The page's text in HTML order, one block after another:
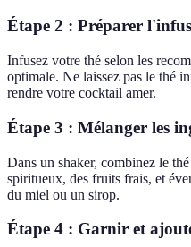
Étape 2 : Préparer
Infusez votre thé selon les
optimale. Ne laissez pas le thé
rendre votre cocktail amer.
Étape 3 : Mélanger les
Dans un shaker, combinez le
spiritueux, des fruits frais, et
du miel ou un sirop.
Étape 4 : Garnir et